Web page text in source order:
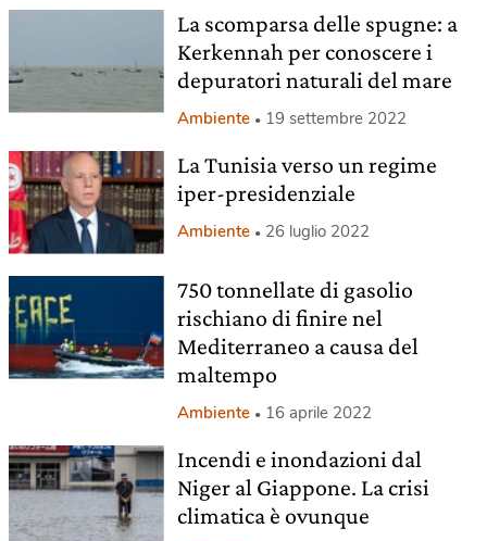
La scomparsa delle spugne: a
Kerkennah per conoscere i
depuratori naturali del mare
Ambiente 19 settembre 2022
La Tunisia verso un regime
iper-presidenziale
Ambiente 26 luglio 2022
750 tonnellate di gasolio
rischiano di finire nel
Mediterraneo a causa del
maltempo
Ambiente 16 aprile 2022
Incendi e inondazioni dal
Niger al Giappone. La crisi
climatica è ovunque